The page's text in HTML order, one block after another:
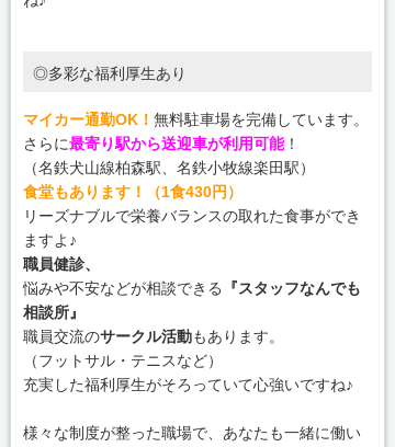
◎多彩な福利厚生あり
マイカー通勤OK ！無料駐車場を完備しています。
さらに最寄り駅から送迎車が利用可能！
（名鉄犬山線柏森駅、名鉄小牧線楽田駅）
食堂もあります！（1食430円）
リーズナブルで栄養バランスの取れた食事ができ
ますよ♪
職員健診、
悩みや不安などが相談できる
『スタッフなんでも
相談所』
職員交流のサークル活動もあります。
（フットサル・テニスなど）
充実した福利厚生がそろっていて心強いですね♪
様々な制度が整った職場で、あなたも一緒に働い